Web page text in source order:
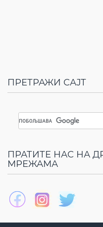
ПРЕТРАЖИ САЈТ
ПРАТИТЕ НАС НА
МРЕЖАМА